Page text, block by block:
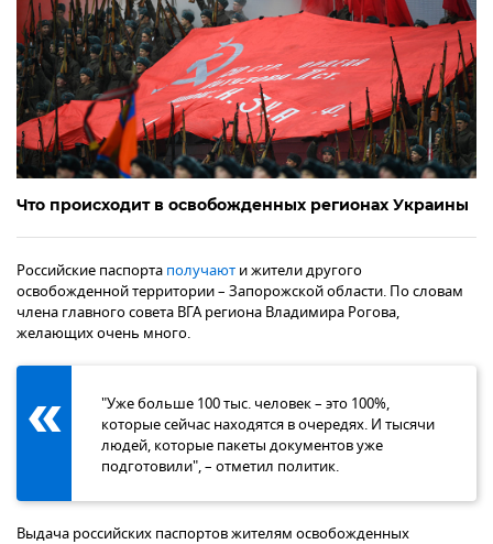
Что происходит в освобожденных регионах Украины
Российские паспорта получают и жители другого
освобожденной территории – Запорожской области. По словам
члена главного совета ВГА региона Владимира Рогова,
желающих очень много.
"Уже больше 100 тыс. человек – это 100%,
которые сейчас находятся в очередях. И тысячи
людей, которые пакеты документов уже
подготовили", – отметил политик.
Выдача российских паспортов жителям освобожденных